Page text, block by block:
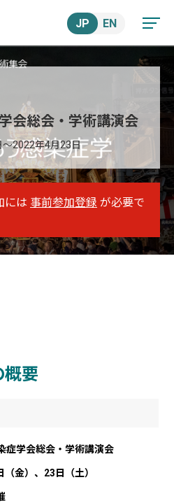
JP EN
会総会・学術講演会
～2022年4月23日
には 事前参加登録 が必要で
概要
学会総会・学術講演会
金）、23日（土）